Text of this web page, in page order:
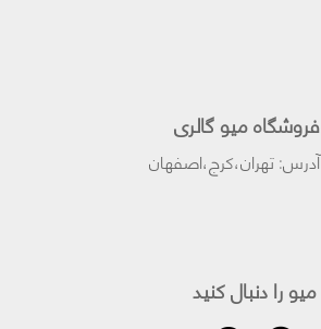
فروشگاه میو گالری
آدرس: تهران،کرج،اصفهان
میو را دنبال کنید